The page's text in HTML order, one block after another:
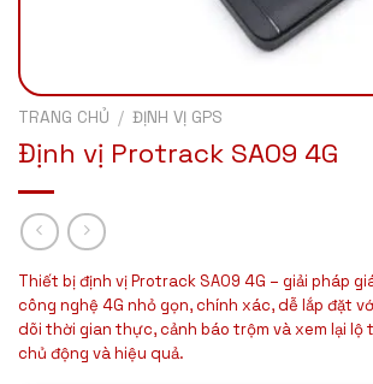
TRANG CHỦ / ĐỊNH VỊ GPS
Định vị Protrack SA09 4G
Thiết bị định vị Protrack SA09 4G – giải pháp
công nghệ 4G nhỏ gọn, chính xác, dễ lắp đặt
dõi thời gian thực, cảnh báo trộm và xem lại lộ
chủ động và hiệu quả.